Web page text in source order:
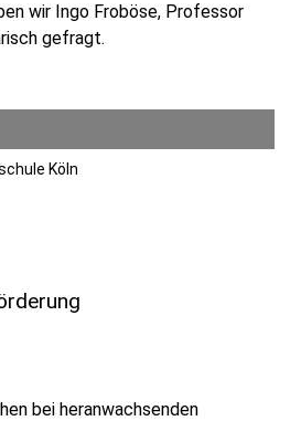
wir Ingo Froböse, Professor
gefragt.
Köln
bei heranwachsenden